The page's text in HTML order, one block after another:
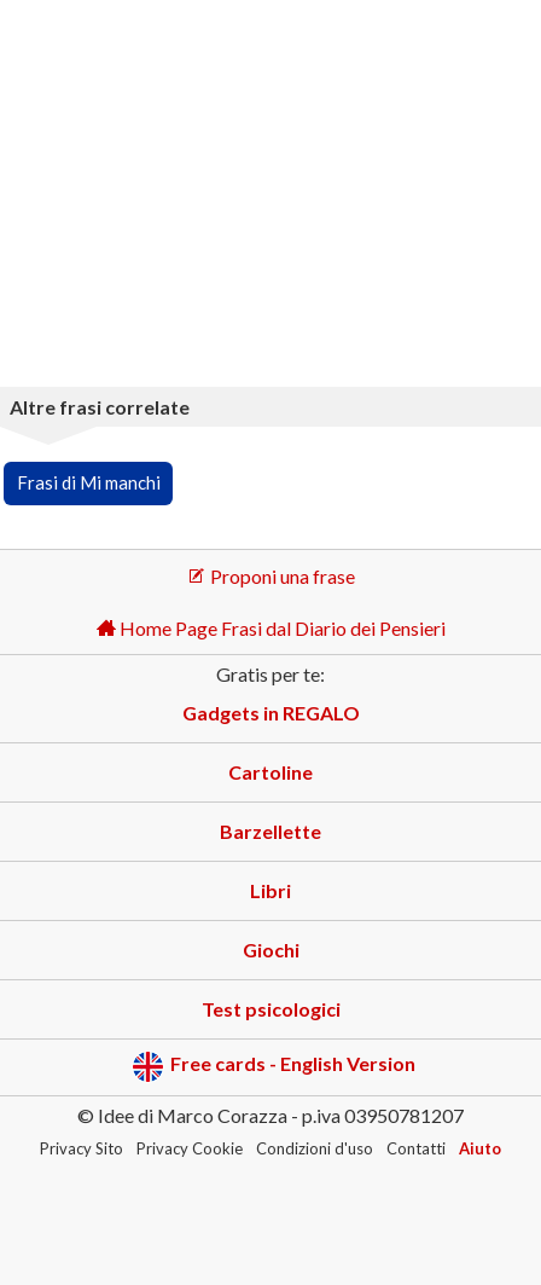
Altre frasi correlate
Frasi di Mi manchi
Proponi una frase
Home Page Frasi dal Diario dei Pensieri
Gratis per te:
Gadgets in REGALO
Cartoline
Barzellette
Libri
Giochi
Test psicologici
Free cards - English Version
© Idee di Marco Corazza - p.iva 03950781207
Privacy Sito Privacy Cookie Condizioni d'uso Contatti Aiuto